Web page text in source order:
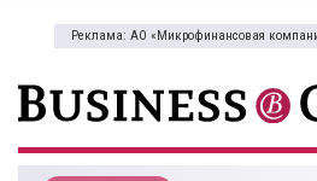
Реклама: АО «Микрофинансовая